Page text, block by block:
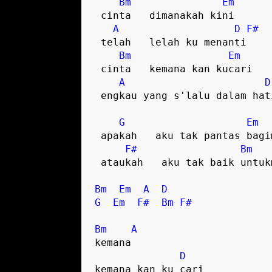
A
D
F#
Bm
Em
A
D
G
Em
F#
Bm
Bm Em A
D
G
Em F# Bm F#
Bm
A
kemana
D